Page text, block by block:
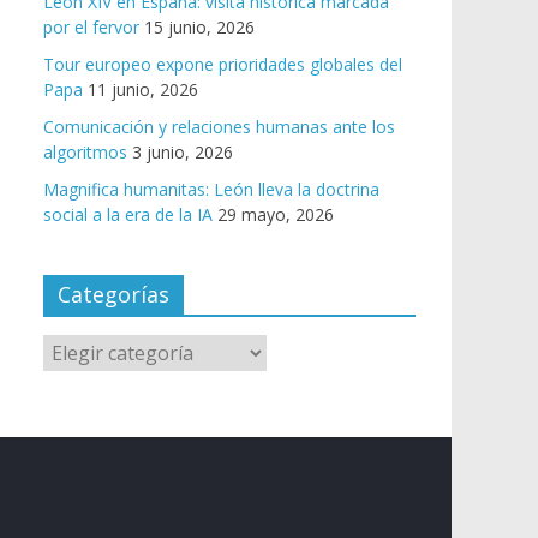
por el fervor 15 junio, 2026
Tour europeo expone prioridades globales del
Papa 11 junio, 2026
Comunicación y relaciones humanas ante los
algoritmos 3 junio, 2026
Magnifica humanitas: León lleva la doctrina
social a la era de la IA 29 mayo, 2026
Categorías